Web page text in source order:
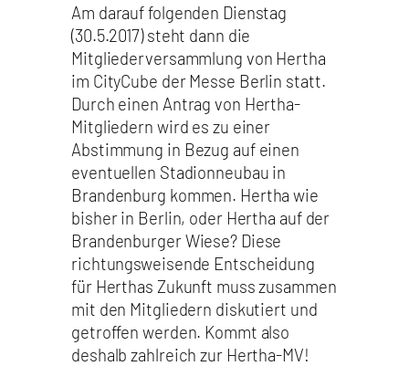
Am darauf folgenden Dienstag
(30.5.2017) steht dann die
Mitgliederversammlung von Hertha
im CityCube der Messe Berlin statt.
Durch einen Antrag von Hertha-
Mitgliedern wird es zu einer
Abstimmung in Bezug auf einen
eventuellen Stadionneubau in
Brandenburg kommen. Hertha wie
bisher in Berlin, oder Hertha auf der
Brandenburger Wiese? Diese
richtungsweisende Entscheidung
für Herthas Zukunft muss zusammen
mit den Mitgliedern diskutiert und
getroffen werden. Kommt also
deshalb zahlreich zur Hertha-MV!